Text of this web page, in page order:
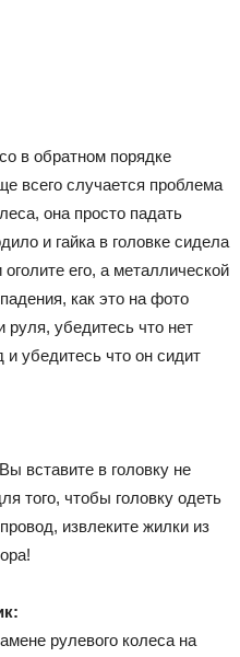
в обратном порядке
всего случается проблема
она просто падать
и гайка в головке сидела
его, а металлической
как это на фото
руля, убедитесь что нет
убедитесь что он сидит
вставите в головку не
того, чтобы головку одеть
извлеките жилки из
рулевого колеса на